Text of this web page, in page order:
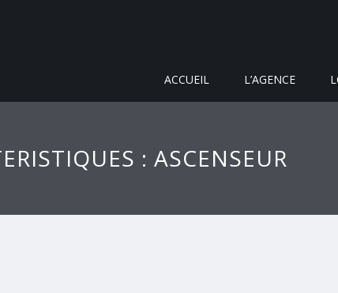
ACCUEIL L’AGENCE
: ASCENSEUR